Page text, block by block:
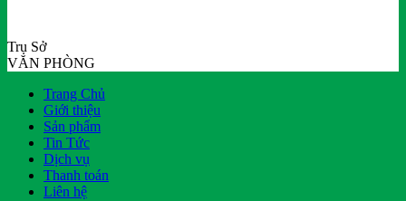
Trụ Sở
VĂN PHÒNG
Trang Chủ
Giới thiệu
Sản phẩm
Tin Tức
Dịch vụ
Thanh toán
Liên hệ